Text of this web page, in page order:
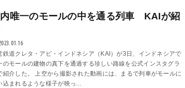
内唯一のモールの中を通る列車 KAIが紹
鉄道クレタ・アピ・インドネシア（KAI）が3日、インドネシアで
のモールの建物の真下を通過する珍しい路線を公式インスタグラ
紹介した。 上空から撮影された動画には、まるで列車がモールに
込まれるような様子が映っ...